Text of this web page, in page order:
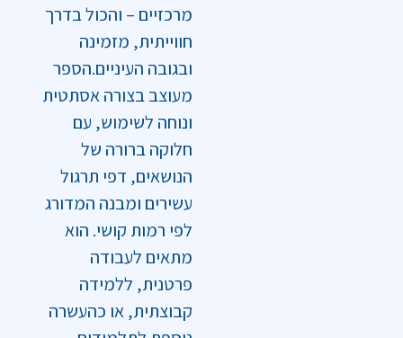
מרכזיים – והכול בדרך
חווייתית, מזמינה
ובגובה העיניים.הספר
מעוצב בצורה אסתטית
ונוחה לשימוש, עם
חלוקה ברורה של
הנושאים, דפי תרגול
עשירים ומבנה המדורג
לפי רמות קושי. הוא
מתאים לעבודה
פרטנית, ללמידה
קבוצתית, או כהעשרה